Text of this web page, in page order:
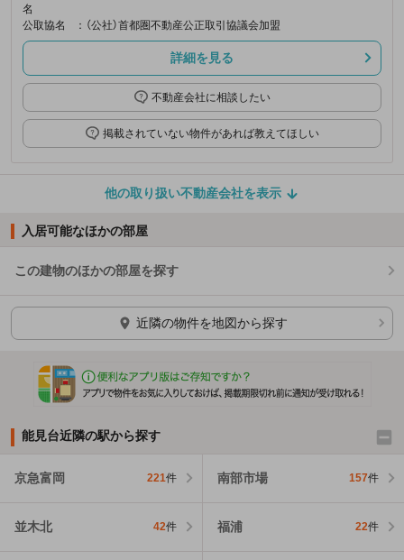
名
公取協名
：（公社）首都圏不動産公正取引協議会加盟
詳細を見る
不動産会社に相談したい
掲載されていない物件があれば教えてほしい
他の取り扱い不動産会社を表示
入居可能なほかの部屋
この建物のほかの部屋を探す
ほかの部屋を検索中…
近隣の物件を地図から探す
能見台近隣の駅から探す
京急富岡 221件 南部市場 157件
並木北 42件 福浦 22件